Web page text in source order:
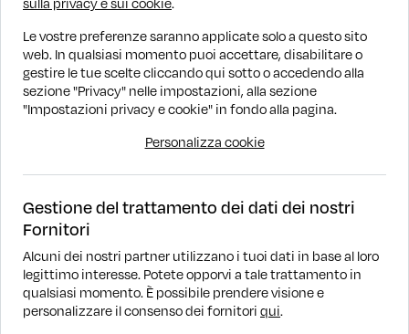
Finanziamento
1
DOVE SIAMO
sulla privacy e sui cookie.
Le vostre preferenze saranno applicate solo a questo sito
web. In qualsiasi momento puoi accettare, disabilitare o
gestire le tue scelte cliccando qui sotto o accedendo alla
sezione "Privacy" nelle impostazioni, alla sezione
"Impostazioni privacy e cookie" in fondo alla pagina.
Personalizza cookie
Gestione del trattamento dei dati dei nostri
Fornitori
Alcuni dei nostri partner utilizzano i tuoi dati in base al loro
legittimo interesse. Potete opporvi a tale trattamento in
qualsiasi momento. È possibile prendere visione e
personalizzare il consenso dei fornitoriqui.